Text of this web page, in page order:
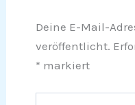
Deine E-Mail-
veröffentlicht.
* markiert